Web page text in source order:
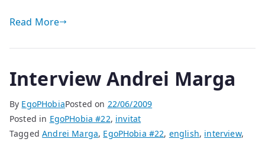
Read More
Interview Andrei Marga
By EgoPHobiaPosted on 22/06/2009
Posted in EgoPHobia #22, invitat
TaggedAndrei Marga, EgoPHobia #22, english, interview,